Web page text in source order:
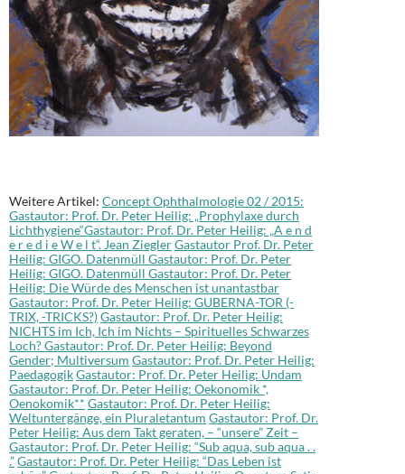
Weitere Artikel: Concept Ophthalmologie 02 / 2015:
Gastautor: Prof. Dr. Peter Heilig: „Prophylaxe durch
Lichthygiene“Gastautor: Prof. Dr. Peter Heilig: „A e n d
e r e d i e W e l t“. Jean ZieglerGastautor Prof. Dr. Peter
Heilig: GIGO. Datenmüll Gastautor: Prof. Dr. Peter
Heilig: GIGO. Datenmüll Gastautor: Prof. Dr. Peter
Heilig: Die Würde des Menschen ist unantastbar
Gastautor: Prof. Dr. Peter Heilig: GUBERNA-TOR (-
TRIX, -TRICKS?)Gastautor: Prof. Dr. Peter Heilig:
NICHTS im Ich, Ich im Nichts – Spirituelles Schwarzes
Loch?Gastautor: Prof. Dr. Peter Heilig: Beyond
Gender; Multiversum Gastautor: Prof. Dr. Peter Heilig:
PaedagogikGastautor: Prof. Dr. Peter Heilig: Undam
Gastautor: Prof. Dr. Peter Heilig: Oekonomik *,
Oenokomik** Gastautor: Prof. Dr. Peter Heilig:
Weltuntergänge, ein Pluraletantum Gastautor: Prof. Dr.
Peter Heilig: Aus dem Takt geraten, – “unsere” Zeit –
Gastautor: Prof. Dr. Peter Heilig: “Sub aqua, sub aqua . .
.”Gastautor: Prof. Dr. Peter Heilig: “Das Leben ist